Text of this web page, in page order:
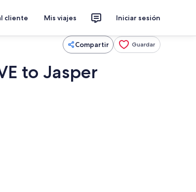
cliente Mis viajes Iniciar sesión
Compartir Guardar
to Jasper